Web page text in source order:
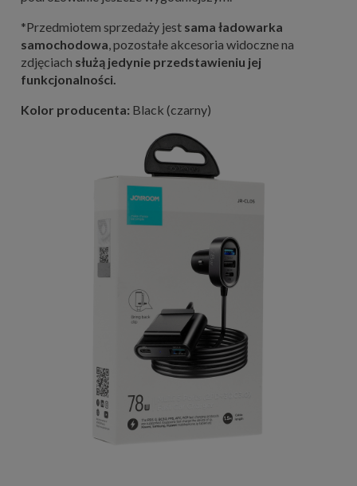
*Przedmiotem sprzedaży jest sama ładowarka
samochodowa, pozostałe akcesoria widoczne na
zdjęciach służą jedynie przedstawieniu jej
funkcjonalności.
Kolor producenta: Black (czarny)